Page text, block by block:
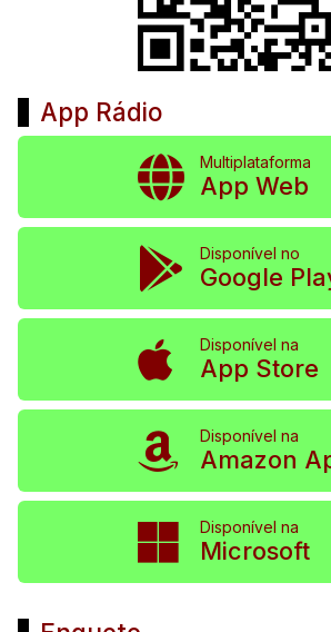
App Rádio
Multiplataforma
App Web
Disponível no
Google
Disponível na
App Store
Disponível na
Amazon
Disponível na
Microsoft